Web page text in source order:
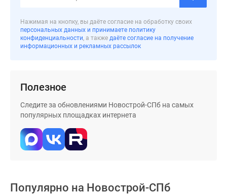
Бизнес-
центры
Коттеджи
акции
Рассрочка
Нажимая на кнопку, вы даёте согласие на обработку своих
персональных данных и принимаете политику
конфиденциальности, а также даёте согласие на получение
информационных и рекламных рассылок
Полезное
Следите за обновлениями Новострой-СПб на самых
популярных площадках интернета
Популярно на Новострой-СПб